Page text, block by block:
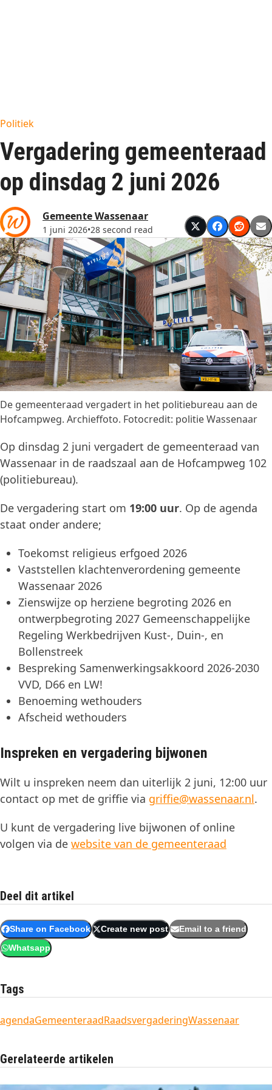
Politiek
Vergadering gemeenteraad
op dinsdag 2 juni 2026
Gemeente Wassenaar
1 juni 2026•28 second read
De gemeenteraad vergadert in het politiebureau aan de
Hofcampweg. Archieffoto. Fotocredit: politie Wassenaar
Op dinsdag 2 juni vergadert de gemeenteraad van
Wassenaar in de raadszaal aan de Hofcampweg 102
(politiebureau).
De vergadering start om 19:00 uur. Op de agenda
staat onder andere;
Toekomst religieus erfgoed 2026
Vaststellen klachtenverordening gemeente
Wassenaar 2026
Zienswijze op herziene begroting 2026 en
ontwerpbegroting 2027 Gemeenschappelijke
Regeling Werkbedrijven Kust-, Duin-, en
Bollenstreek
Bespreking Samenwerkingsakkoord 2026-2030
VVD, D66 en LW!
Benoeming wethouders
Afscheid wethouders
Inspreken en vergadering bijwonen
Wilt u inspreken neem dan uiterlijk 2 juni, 12:00 uur
contact op met de griffie via griffie@wassenaar.nl.
U kunt de vergadering live bijwonen of online
volgen via de website van de gemeenteraad
Deel dit artikel
Share on Facebook Create new post Email to a friend
Whatsapp
Tags
agendaGemeenteraadRaadsvergaderingWassenaar
Gerelateerde artikelen